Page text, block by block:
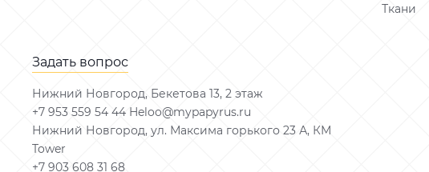
Ткани
Задать вопрос
Нижний Новгород, Бекетова 13, 2 этаж
+7 953 559 54 44 Heloo@mypapyrus.ru
Нижний Новгород, ул. Максима горького 23 А, КМ
Tower
+7 903 608 31 68